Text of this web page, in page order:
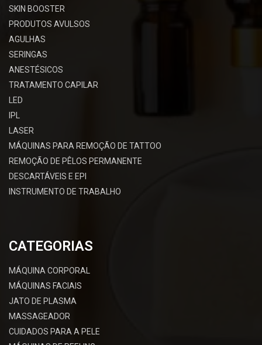
SKIN BOOSTER
PRODUTOS AVULSOS
AGULHAS
SERINGAS
ANESTÉSICOS
TRATAMENTO CAPILAR
LED
IPL
LASER
MÁQUINAS PARA REMOÇÃO DE TATTOO
REMOÇÃO DE PÊLOS PERMANENTE
DESCARTÁVEIS E EPI
INSTRUMENTO DE TRABALHO
CATEGORIAS
MÁQUINA CORPORAL
MÁQUINAS FACIAIS
JATO DE PLASMA
MASSAGEADOR
CUIDADOS PARA A PELE